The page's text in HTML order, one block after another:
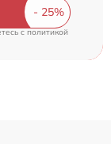
cполитикой